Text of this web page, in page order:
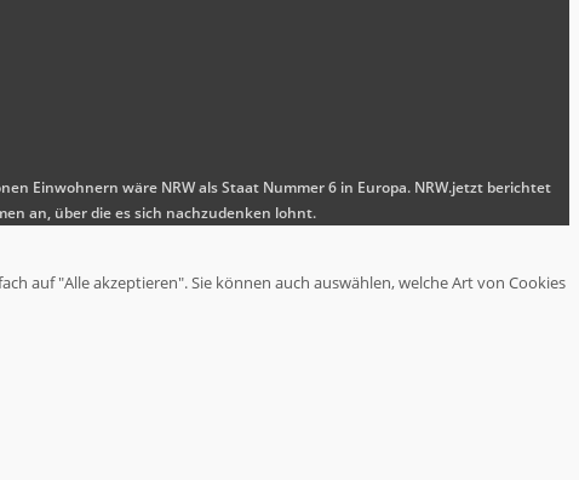
Einwohnern wäre NRW als Staat Nummer 6 in Europa. NRW.jetzt berichtet
an, über die es sich nachzudenken lohnt.
auf "Alle akzeptieren". Sie können auch auswählen, welche Art von Cookies